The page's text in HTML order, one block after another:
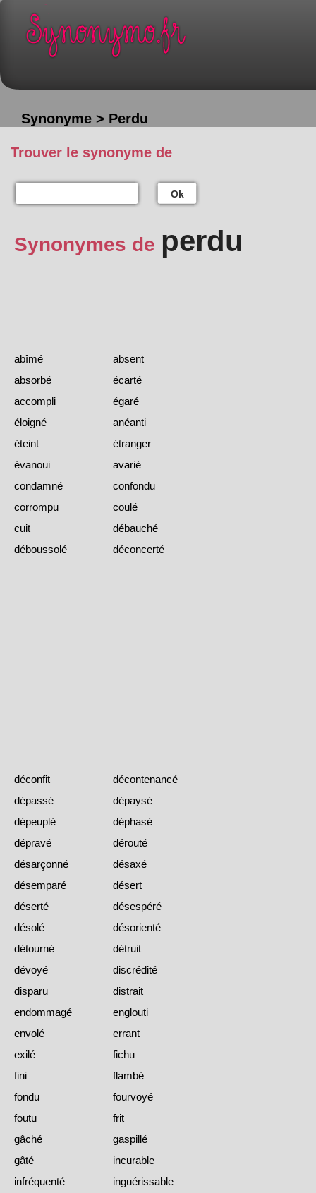
Synonyme > Perdu
Trouver le synonyme de
Ok
Synonymes de perdu
abîmé
absent
absorbé
écarté
accompli
égaré
éloigné
anéanti
éteint
étranger
évanoui
avarié
condamné
confondu
corrompu
coulé
cuit
débauché
déboussolé
déconcerté
déconfit
décontenancé
dépassé
dépaysé
dépeuplé
déphasé
dépravé
dérouté
désarçonné
désaxé
désemparé
désert
déserté
désespéré
désolé
désorienté
détourné
détruit
dévoyé
discrédité
disparu
distrait
endommagé
englouti
envolé
errant
exilé
fichu
fini
flambé
fondu
fourvoyé
foutu
frit
gâché
gaspillé
gâté
incurable
infréquenté
inguérissable